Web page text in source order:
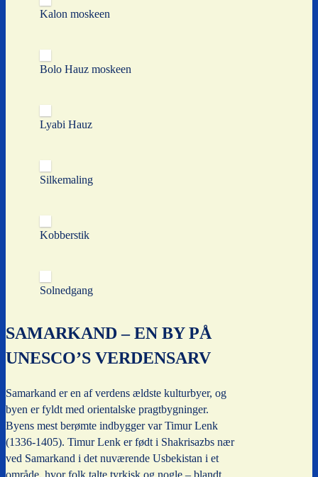
Kalon moskeen
Bolo Hauz moskeen
Lyabi Hauz
Silkemaling
Kobberstik
Solnedgang
SAMARKAND – EN BY PÅ
UNESCO’S VERDENSARV
Samarkand er en af verdens ældste kulturbyer, og
byen er fyldt med orientalske pragtbygninger.
Byens mest berømte indbygger var Timur Lenk
(1336-1405). Timur Lenk er født i Shakrisazbs nær
ved Samarkand i det nuværende Usbekistan i et
område, hvor folk talte tyrkisk og nogle – blandt